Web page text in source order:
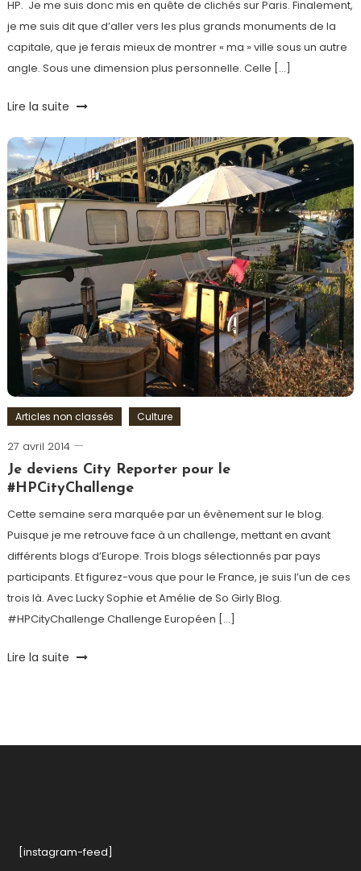
HP. Je me suis donc mis en quête de clichés sur Paris. Finalement,
je me suis dit que d’aller vers les plus grands monuments de la
capitale, que je ferais mieux de montrer « ma » ville sous un autre
angle. Sous une dimension plus personnelle. Celle […]
Tagged
Café,
Challenge,
City
Guide,
insolite ,
Paris,
Saint
Martin,
Tour-
Eiffel
Lire la suite
Articles non classés Culture
27 avril 2014
Romain-
Paris
Je deviens City Reporter pour le
#HPCityChallenge
Cette semaine sera marquée par un évènement sur le blog.
Puisque je me retrouve face à un challenge, mettant en avant
différents blogs d’Europe. Trois blogs sélectionnés par pays
participants. Et figurez-vous que pour le France, je suis l’un de ces
trois là. Avec Lucky Sophie et Amélie de So Girly Blog.
#HPCityChallenge Challenge Européen […]
Tagged
HP,
Lire la suite
[instagram-feed]